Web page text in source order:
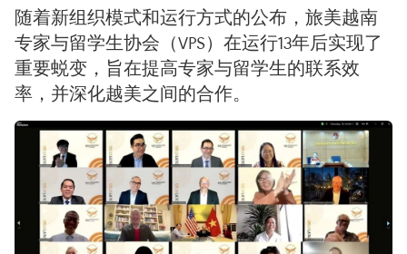
随着新组织模式和运行方式的公布，旅美越南
专家与留学生协会（VPS）在运行13年后实现了
重要蜕变，旨在提高专家与留学生的联系效
率，并深化越美之间的合作。